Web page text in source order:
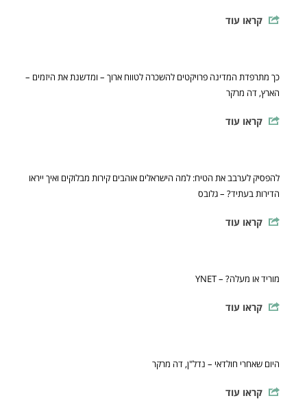
קראו עוד
כך מתרפדת המדינה פרויקטים להשכרה לטווח ארוך – ומדשנת את היזמים –
הארץ, דה מרקר
קראו עוד
להפסיק לערבב את הטיח: למה הישראלים אוהבים קירות מבלוקים ואיך ייראו
הדירות בעתיד? – גלובס
קראו עוד
מוריד או מעלה? – YNET
קראו עוד
היום שאחרי חולדאי – נדל"ן, דה מרקר
קראו עוד